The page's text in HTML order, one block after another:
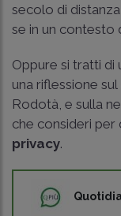
secolo di
se in un contesto
Oppure si tratti di
una riflessione sul
Rodotà, e sulla
che consideri per
privacy.